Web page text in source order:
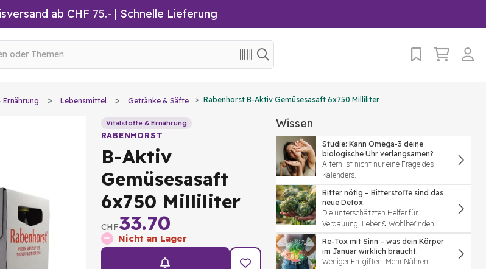
ab CHF 75.- | Schnelle Lieferung
Lebensmittel Getränke & Säfte Rabenhorst B-Aktiv Gemüsesasaft 6x750 Milliliter
Vitalstoffe & Ernährung
RABENHORST
B-Aktiv
Gemüsesasaft
6x750 Milliliter
CHF33.70
Nicht an Lager
Wissen
Studie: Kann Omega-3 deine
biologische Uhr verlangsamen?
Altern ist nicht nur eine Frage des
Kalenders.
Bitter nötig – Bitterstoffe sind das
neue Detox.
Die unterschätzten Helfer für
Verdauung, Leber & Wohlbefinden
Re-Tox mit Sinn – was dein Körper
im Januar wirklich braucht.
Weniger Entgiften. Mehr Nähren.